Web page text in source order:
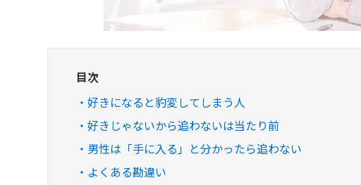
目次
好きになると豹変してしまう人
好きじゃないから追わないは当たり前
男性は「手に入る」と分かったら追わない
よくある勘違い